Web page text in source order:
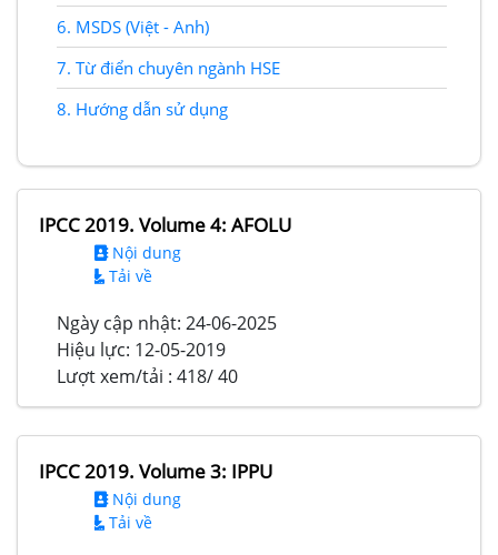
6. MSDS (Việt - Anh)
7. Từ điển chuyên ngành HSE
8. Hướng dẫn sử dụng
IPCC 2019. Volume 4: AFOLU
Nội dung
Tải về
Ngày cập nhật: 24-06-2025
Hiệu lực: 12-05-2019
Lượt xem/tải : 418/ 40
IPCC 2019. Volume 3: IPPU
Nội dung
Tải về